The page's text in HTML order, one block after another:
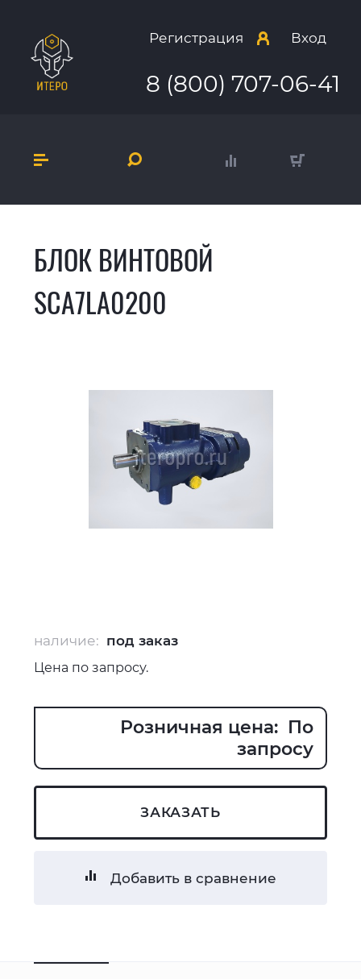
Регистрация Вход
8 (800) 707-06-41
БЛОК ВИНТОВОЙ
SCA7LA0200
наличие: под заказ
Цена по запросу.
Розничная цена: По
запросу
ЗАКАЗАТЬ
Добавить в сравнение